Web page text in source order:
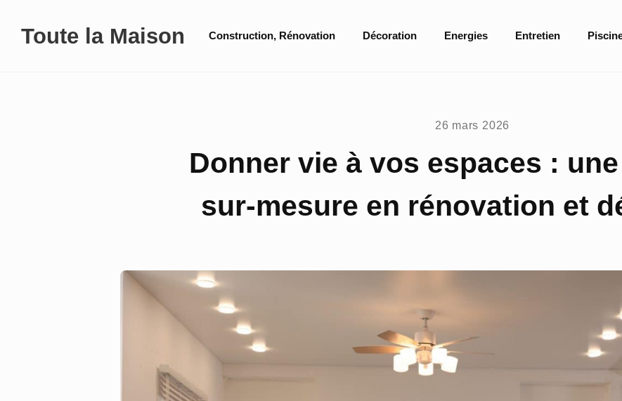
Toute la Maison
Site
Construction, Rénovation Décoration Energies Entretien
26 mars 2026
Donner vie à vos espaces :
sur-mesure en rénovation et